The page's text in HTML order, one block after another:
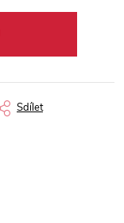
Sdílet